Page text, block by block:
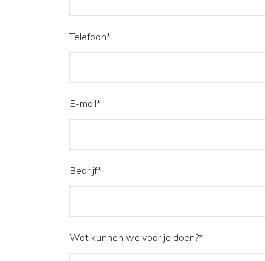
Telefoon*
E-mail*
Bedrijf*
Wat kunnen we voor je doen?*